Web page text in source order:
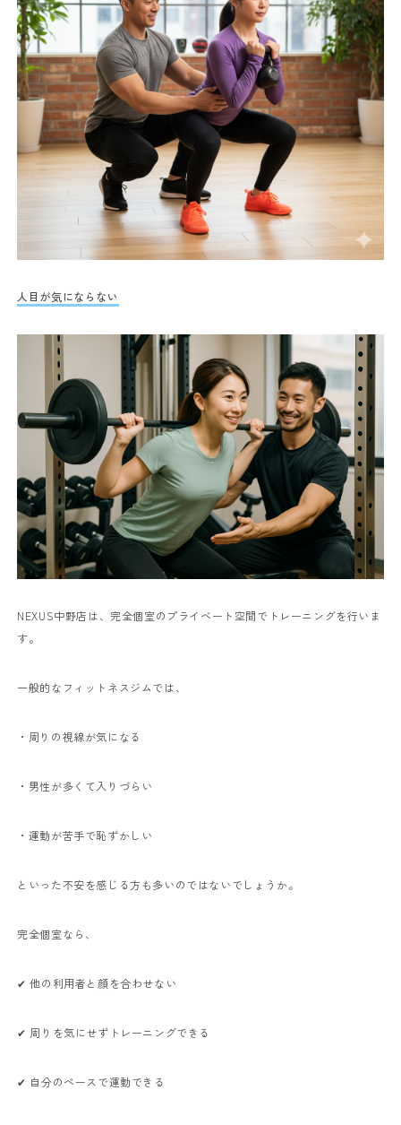
人目が気にならない
NEXUS中野店は、完全個室のプライベート空間でトレーニングを行いま
す。
一般的なフィットネスジムでは、
・周りの視線が気になる
・男性が多くて入りづらい
・運動が苦手で恥ずかしい
といった不安を感じる方も多いのではないでしょうか。
完全個室なら、
✔ 他の利用者と顔を合わせない
✔ 周りを気にせずトレーニングできる
✔ 自分のペースで運動できる